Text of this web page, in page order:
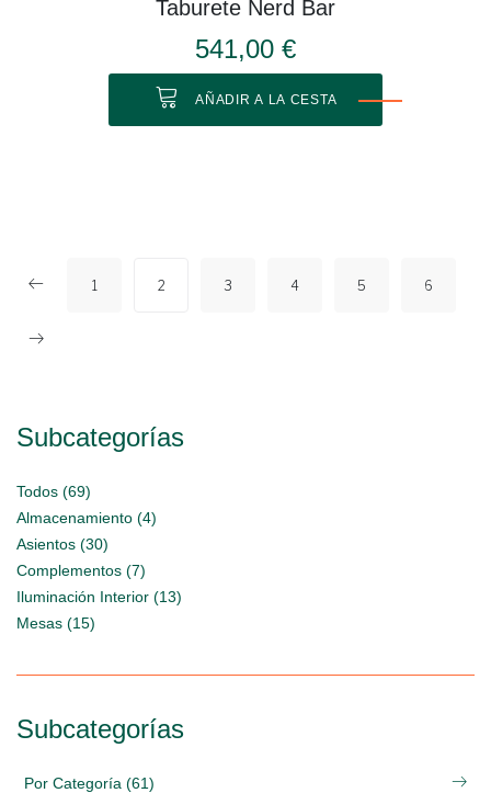
Taburete Nerd Bar
541,00 €
AÑADIR A LA CESTA
1 2 3 4 5 6
Subcategorías
Todos (69)
Almacenamiento (4)
Asientos (30)
Complementos (7)
Iluminación Interior (13)
Mesas (15)
Subcategorías
Por Categoría (61)